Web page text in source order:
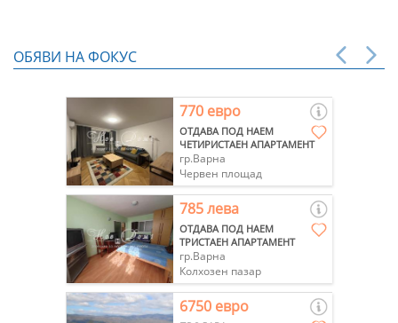
ОБЯВИ НА ФОКУС
770 евро
ОТДАВА ПОД НАЕМ
ЧЕТИРИСТАЕН АПАРТАМЕНТ
гр.Варна
Червен площад
785 лева
ОТДАВА ПОД НАЕМ
ТРИСТАЕН АПАРТАМЕНТ
гр.Варна
Колхозен пазар
6750 евро